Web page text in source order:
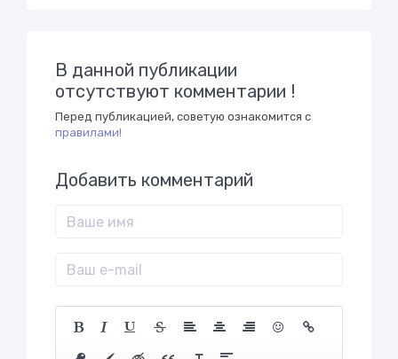
В данной публикации
отсутствуют комментарии !
Перед публикацией, советую ознакомится с
правилами!
Добавить комментарий